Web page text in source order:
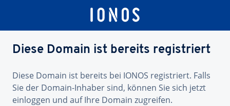
Diese Domain ist bereits registriert
Diese Domain ist bereits bei IONOS registriert. Falls
Sie der Domain-Inhaber sind, können Sie sich jetzt
einloggen und auf Ihre Domain zugreifen.